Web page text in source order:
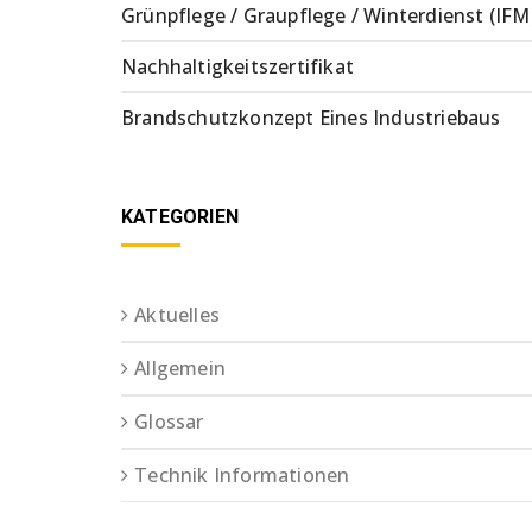
Grünpflege / Graupflege / Winterdienst
Nachhaltigkeitszertifikat
Brandschutzkonzept Eines Industriebaus
KATEGORIEN
Aktuelles
Allgemein
Glossar
Technik Informationen